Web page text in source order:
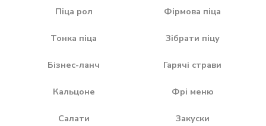
Піца рол Фірмова піца
Тонка піца Зібрати піцу
Бізнес-ланч Гарячі страви
Кальцоне Фрі меню
Салати Закуски